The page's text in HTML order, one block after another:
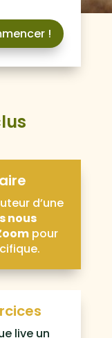
!
d’une
nous
pour
live un